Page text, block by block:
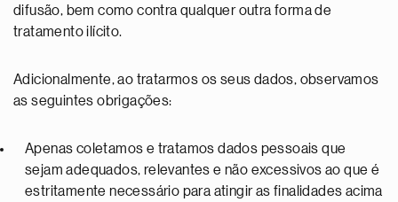
difusão, bem como contra qualquer outra forma de
tratamento ilícito.
Adicionalmente, ao tratarmos os seus dados, observamos
as seguintes obrigações:
Apenas coletamos e tratamos dados pessoais que
sejam adequados, relevantes e não excessivos ao que é
estritamente necessário para atingir as finalidades acima